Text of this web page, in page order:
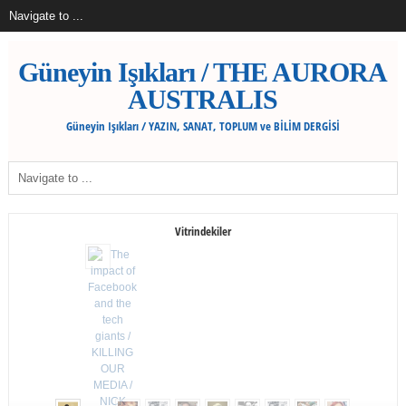
Güneyin Işıkları / THE AURORA
AUSTRALIS
Güneyin Işıkları / YAZIN, SANAT, TOPLUM ve BİLİM DERGİSİ
Vitrindekiler